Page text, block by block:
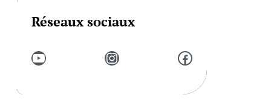
Réseaux sociaux
YouTube Instagram Facebook